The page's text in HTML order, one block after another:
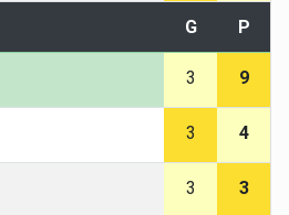
G P
3 9
3 4
3 3